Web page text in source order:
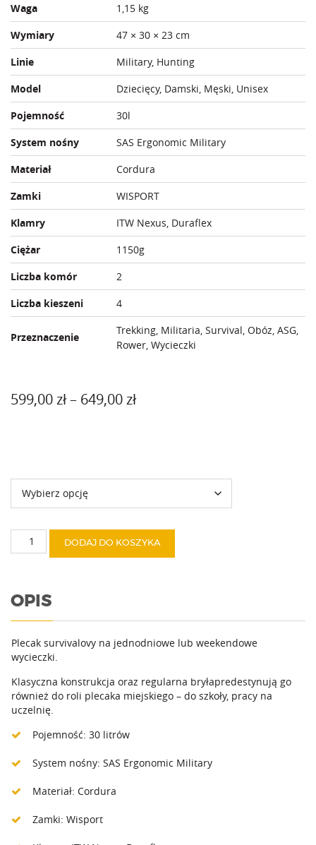
Waga
1,15 kg
Wymiary
47 × 30 × 23 cm
Linie
Military, Hunting
Model
Dziecięcy, Damski, Męski, Unisex
Pojemność
30l
System nośny
SAS Ergonomic Military
Materiał
Cordura
Zamki
WISPORT
Klamry
ITW Nexus, Duraflex
Ciężar
1150g
Liczba komór
2
Liczba kieszeni
4
Przeznaczenie
Trekking, Militaria, Survival, Obóz, ASG,
Rower, Wycieczki
599,00zł– 649,00złZakres
do
ilość
Ranger
DODAJ DO KOSZYKA
OPIS
Plecak survivalovy na jednodniowe lub weekendowe
wycieczki.
Klasyczna konstrukcja oraz regularna bryłapredestynują go
również do roli plecaka miejskiego – do szkoły, pracy na
uczelnię.
Pojemność: 30 litrów
System nośny: SAS Ergonomic Military
Materiał: Cordura
Zamki: Wisport